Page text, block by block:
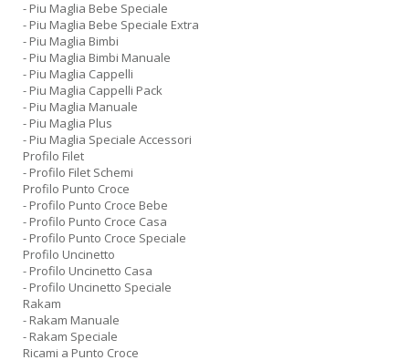
- Piu Maglia Bebe Speciale
- Piu Maglia Bebe Speciale Extra
- Piu Maglia Bimbi
- Piu Maglia Bimbi Manuale
- Piu Maglia Cappelli
- Piu Maglia Cappelli Pack
- Piu Maglia Manuale
- Piu Maglia Plus
- Piu Maglia Speciale Accessori
Profilo Filet
- Profilo Filet Schemi
Profilo Punto Croce
- Profilo Punto Croce Bebe
- Profilo Punto Croce Casa
- Profilo Punto Croce Speciale
Profilo Uncinetto
- Profilo Uncinetto Casa
- Profilo Uncinetto Speciale
Rakam
- Rakam Manuale
- Rakam Speciale
Ricami a Punto Croce